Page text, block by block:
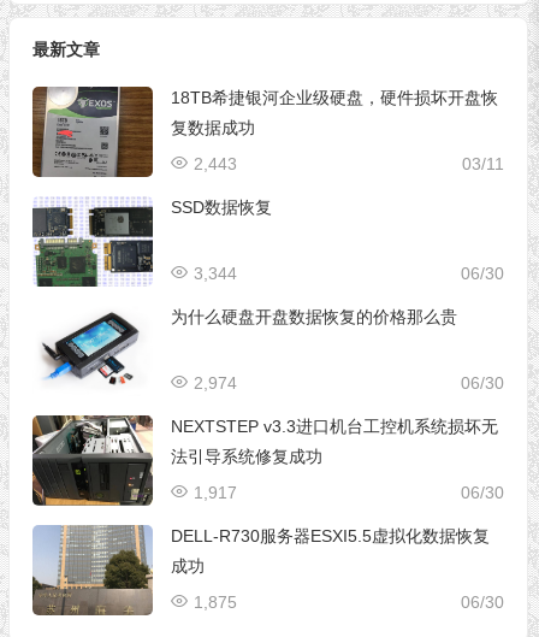
最新文章
18TB希捷银河企业级硬盘，硬件损坏开盘恢
复数据成功
03/11
2,443
SSD数据恢复
06/30
3,344
为什么硬盘开盘数据恢复的价格那么贵
06/30
2,974
NEXTSTEP v3.3进口机台工控机系统损坏无
法引导系统修复成功
06/30
1,917
DELL-R730服务器ESXI5.5虚拟化数据恢复
成功
06/30
1,875